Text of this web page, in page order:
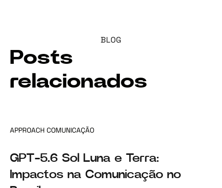
BLOG
Posts
relacionados
APPROACH COMUNICAÇÃO
GPT-5.6 Sol Luna e Terra:
Impactos na Comunicação no